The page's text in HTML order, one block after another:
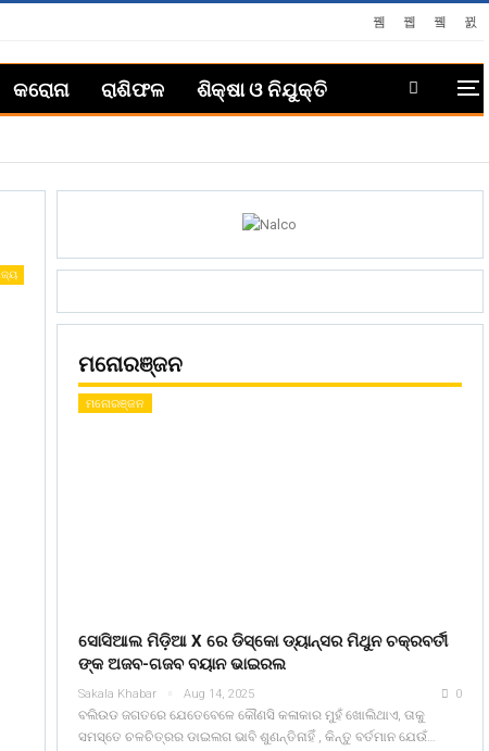
କରୋନା ରାଶିଫଳ ଶିକ୍ଷା ଓ ନିଯୁକ୍ତି
ମନୋରଞ୍ଜନ
ମନୋରଞ୍ଜନ
ସୋସିଆଲ ମିଡ଼ିଆ X ରେ ଡିସ୍କୋ ଡ୍ୟାନ୍ସର ମିଥୁନ ଚକ୍ରବର୍ତୀ
ଙ୍କ ଅଜବ-ଗଜବ ବୟାନ ଭାଇରଲ
Sakala Khabar Aug 14, 2025 0
ବଲିଉଡ ଜଗତରେ ଯେତେବେଳେ କୌଣସି କଳାକାର ମୁହଁ ଖୋଲିଥାଏ, ତାକୁ
ସମସ୍ତେ ଚଳଚିତ୍ରର ଡାଇଲଗ ଭାବି ଶୁଣନ୍ତିନାହିଁ , କିନ୍ତୁ ବର୍ତମାନ ଯେଉଁ…